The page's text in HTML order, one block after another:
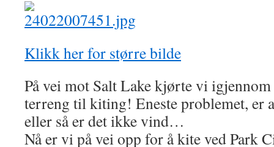
Klikk her for større bilde
På vei mot Salt Lake kjørte vi
terreng til kiting! Eneste problemet, er
eller så er det ikke vind…
Nå er vi på vei opp for å kite ved Park